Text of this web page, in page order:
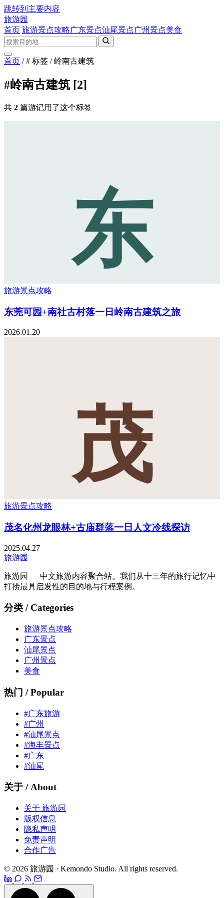
跳转到主要内容
旅游园
首页 旅游景点攻略广东景点汕尾景点广州景点美食
首页 / # 标签 / 岭南古建筑
#岭南古建筑 [2]
共 2 篇游记用了这个标签
东
旅游景点攻略
东莞可园+南社古村落一日岭南古建筑之旅
2026.01.20
茂
旅游景点攻略
茂名化州龙眼林+古庙群落一日人文冷线探访
2025.04.27
旅游园
旅游园 — 中文旅游内容聚合站。我们从十三年的旅行记忆中
打捞最具启发性的目的地与行程案例。
分类 / Categories
旅游景点攻略
广东景点
汕尾景点
广州景点
美食
热门 / Popular
#广东旅游
#广州
#汕尾景点
#海丰景点
#广东
#汕尾
关于 / About
关于 旅游园
版权信息
隐私声明
免责声明
合作广告
© 2026 旅游园 · Kemondo Studio. All rights reserved.